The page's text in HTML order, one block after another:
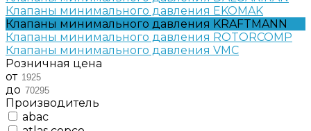
Клапаны минимального давления EKOMAK
Клапаны минимального давления KRAFTMANN
Клапаны минимального давления ROTORCOMP
Клапаны минимального давления VMC
Розничная цена
от
до
Производитель
abac